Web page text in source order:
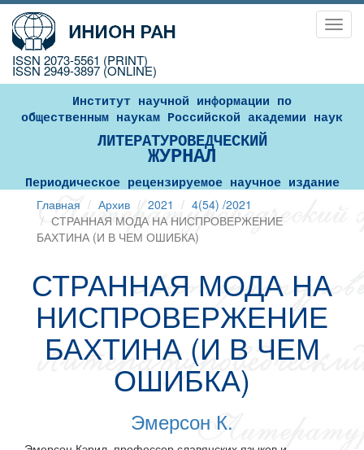
ISSN 2073-5561 (PRINT)
ISSN 2949-3897 (ONLINE)
Институт научной информации по
общественным наукам Российской академии наук
ЛИТЕРАТУРОВЕДЧЕСКИЙ
ЖУРНАЛ
Периодическое рецензируемое научное издание
Главная Архив 2021
4(54) /2021
СТРАННАЯ МОДА НА НИСПРОВЕРЖЕНИЕ
БАХТИНА (И В ЧЕМ ОШИБКА)
СТРАННАЯ МОДА НА
НИСПРОВЕРЖЕНИЕ
БАХТИНА (И В ЧЕМ
ОШИБКА)
Эмерсон К.